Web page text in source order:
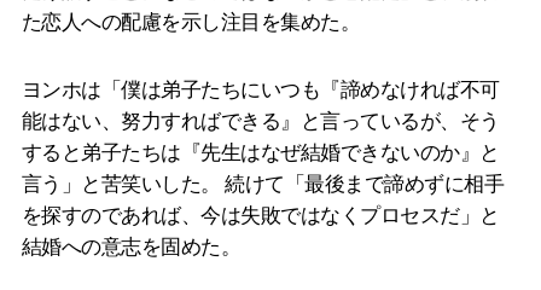
た恋人への配慮を示し注目を集めた。
ヨンホは「僕は弟子たちにいつも『諦めなければ不可
能はない、努力すればできる』と言っているが、そう
すると弟子たちは『先生はなぜ結婚できないのか』と
言う」と苦笑いした。 続けて「最後まで諦めずに相手
を探すのであれば、今は失敗ではなくプロセスだ」と
結婚への意志を固めた。